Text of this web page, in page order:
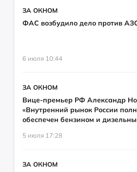
ЗА ОКНОМ
ФАС возбудило дело против
6 июля 10:44
ЗА ОКНОМ
Вице-премьер РФ Александр
«Внутренний рынок России
обеспечен бензином и
5 июля 17:28
ЗА ОКНОМ